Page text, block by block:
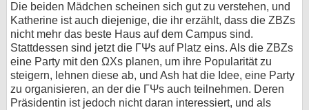
Die beiden Mädchen scheinen sich gut zu verstehen, und
Katherine ist auch diejenige, die ihr erzählt, dass die ZBZs
nicht mehr das beste Haus auf dem Campus sind.
Stattdessen sind jetzt die ΓΨs auf Platz eins. Als die ZBZs
eine Party mit den ΩΧs planen, um ihre Popularität zu
steigern, lehnen diese ab, und Ash hat die Idee, eine Party
zu organisieren, an der die ΓΨs auch teilnehmen. Deren
Präsidentin ist jedoch nicht daran interessiert, und als